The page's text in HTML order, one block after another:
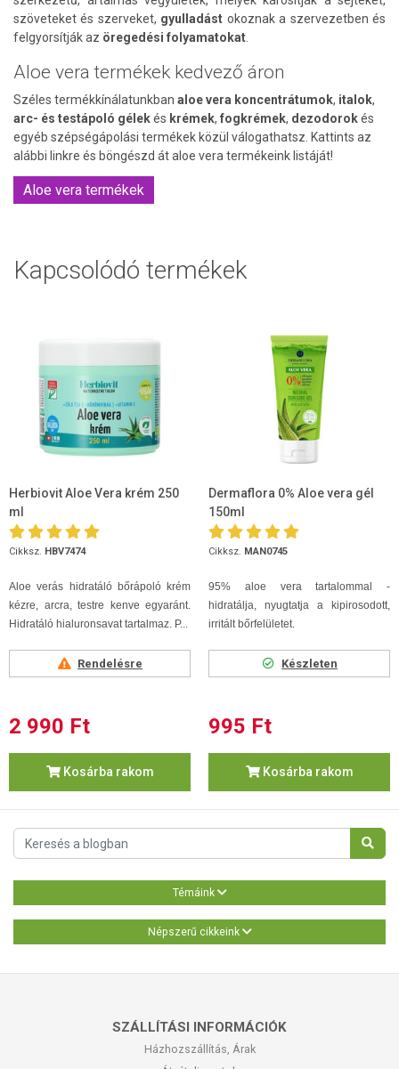
szöveteket és szerveket, gyulladást okoznak a szervezetben és
felgyorsítják az öregedési folyamatokat
Aloe vera termékek kedvező áron
Széles termékkínálatunkban aloe vera koncentrátumok, italok,
arc- és testápoló gélekés krémek, fogkrémek, dezodorokés
egyéb szépségápolási termékek közül válogathatsz. Kattints az
alábbi linkre és böngészd át aloe vera termékeink listáját!
Aloe vera termékek
Kapcsolódó termékek
Herbiovit Aloe Vera krém 250
ml
Cikksz. HBV7474
Aloe verás hidratáló bőrápoló krém
kézre, arcra, testre kenve egyaránt.
Hidratáló hialuronsavat tartalmaz. P...
Rendelésre
2 990 Ft
Kosárba rakom
Dermaflora 0% Aloe vera gél
150ml
Cikksz. MAN0745
95% aloe vera tartalommal -
hidratálja, nyugtatja a kipirosodott,
irritált bőrfelületet.
Készleten
995 Ft
Kosárba rakom
Témáink
Népszerű cikkeink
SZÁLLÍTÁSI INFORMÁCIÓK
Házhozszállítás, Árak